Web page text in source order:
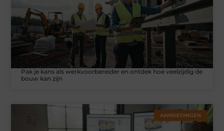
Pak je kans als werkvoorbereider en ontdek hoe veelzijdig de
bouw kan zijn
AANBIEDINGEN